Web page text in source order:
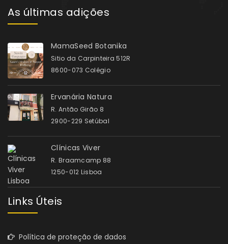
As últimas adições
MamaSeed Botanika
Sitio da Carpinteira 512R
8600-073 Colégio
Ervanária Natura
R. Antão Girão 8
2900-229 Setúbal
Clínicas Viver
R. Braamcamp 88
1250-012 Lisboa
Links Úteis
Política de proteção de dados